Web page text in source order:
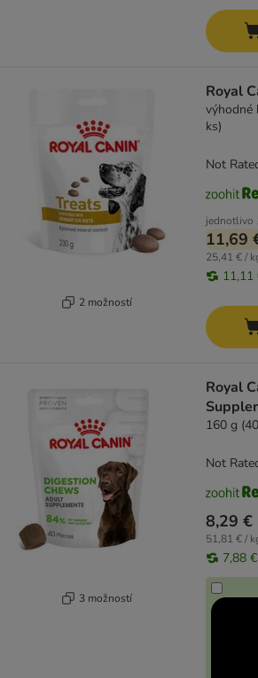
2 možností
Royal
výhodné
ks)
jednotlivo
11,69
25,41 € /
11,11
Not
3 možností
Royal
160 g
8,29 €
51,81 € /
7,88 €
Not